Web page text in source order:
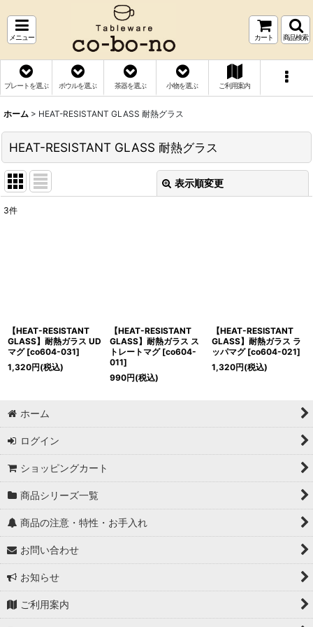
メニュー カート 商品検索
プレートを選ぶ ボウルを選ぶ 茶器を選ぶ 小物を選ぶ ご利用案内
ホーム > HEAT-RESISTANT GLASS 耐熱グラス
HEAT-RESISTANT GLASS 耐熱グラス
表示順変更
3件
【HEAT-RESISTANT
GLASS】耐熱ガラス UD
マグ [co604-031]
1,320円(税込)
【HEAT-RESISTANT
GLASS】耐熱ガラス ス
トレートマグ [co604-
011]
990円(税込)
【HEAT-RESISTANT
GLASS】耐熱ガラス ラ
ッパマグ [co604-021]
1,320円(税込)
ホーム
ログイン
ショッピングカート
商品シリーズ一覧
商品の注意・特性・お手入れ
お問い合わせ
お知らせ
ご利用案内